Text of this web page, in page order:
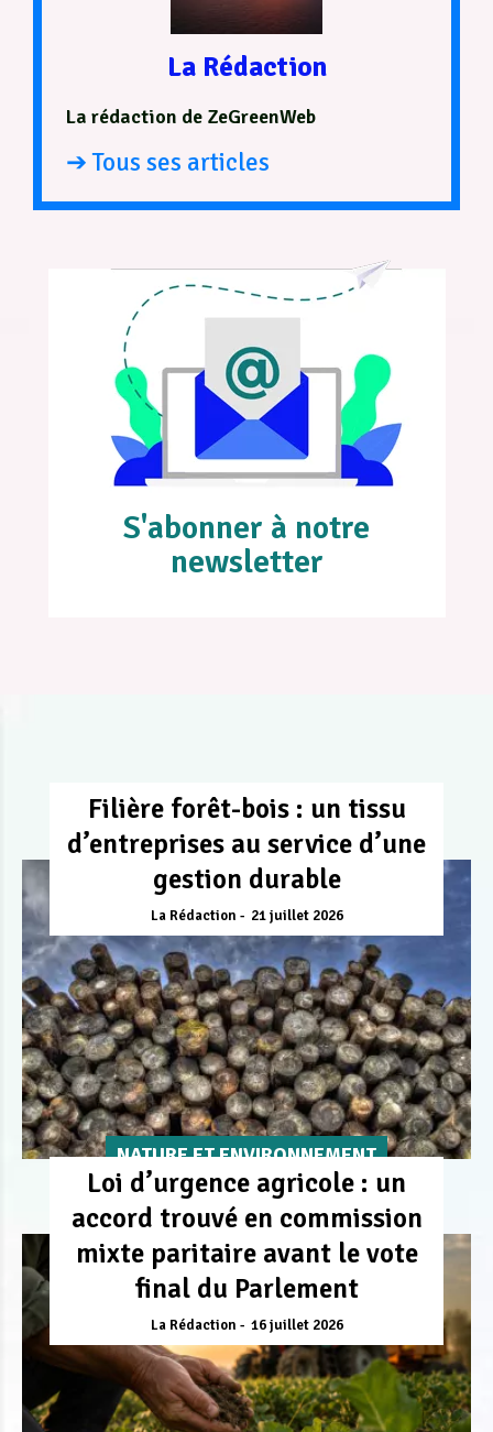
La Rédaction
La rédaction de ZeGreenWeb
➔ Tous ses articles
S'abonner à notre
newsletter
Filière forêt-bois : un tissu
d’entreprises au service d’une
gestion durable
La Rédaction 21 juillet 2026
NATURE ET ENVIRONNEMENT
Loi d’urgence agricole : un
accord trouvé en commission
mixte paritaire avant le vote
final du Parlement
La Rédaction 16 juillet 2026